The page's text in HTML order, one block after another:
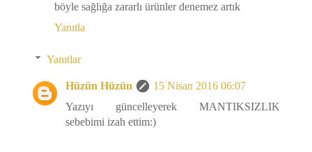
böyle sağlığa zararlı ürünler denemez artık
Yanıtla
Yanıtlar
Hüzün Hüzün
15 Nisan 2016 06:07
Yazıyı güncelleyerek MANTIKSIZLIK
sebebimi izah ettim:)